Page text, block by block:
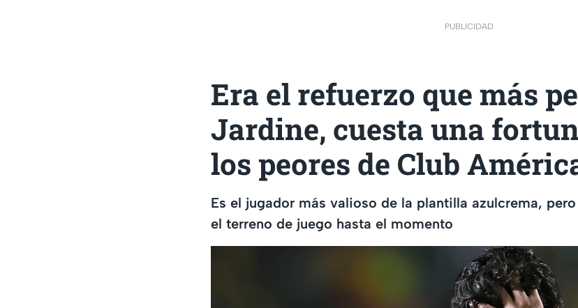
PUBLICIDAD
Era el refuerzo que más
Jardine, cuesta una
los peores de Club
Es el jugador más valioso de la plantilla azulcrema,
el terreno de juego hasta el momento